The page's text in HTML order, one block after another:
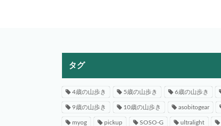
タグ
4歳の山歩き 5歳の山歩き 6歳の山歩き
9歳の山歩き 10歳の山歩き asobitogear
myog pickup SOSO-G ultralight